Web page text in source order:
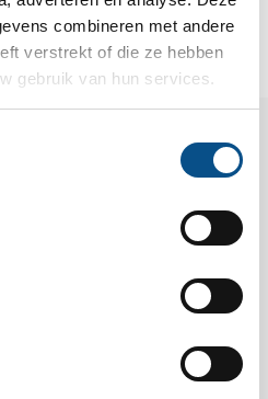
combineren met andere
verstrekt of die ze hebben
gebruik van hun services.